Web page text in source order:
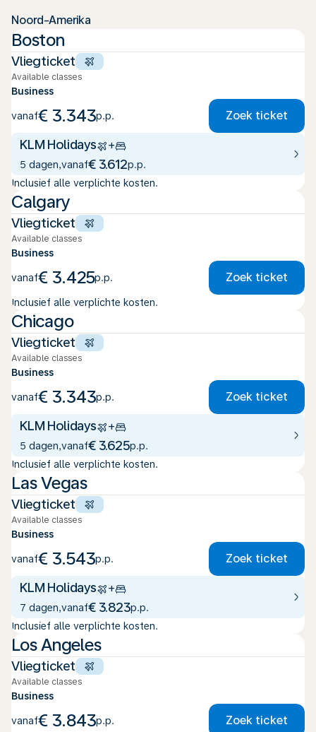
Noord-Amerika
Boston
Vliegticket
Available classes
Business
vanaf€ 3.343p.p. Zoek ticket
KLM Holidays +
5 dagen,vanaf€ 3.612p.p.
Inclusief alle verplichte kosten.
Calgary
Vliegticket
Available classes
Business
vanaf€ 3.425p.p. Zoek ticket
Inclusief alle verplichte kosten.
Chicago
Vliegticket
Available classes
Business
vanaf€ 3.343p.p. Zoek ticket
KLM Holidays +
5 dagen,vanaf€ 3.625p.p.
Inclusief alle verplichte kosten.
Las Vegas
Vliegticket
Available classes
Business
vanaf€ 3.543p.p. Zoek ticket
KLM Holidays +
7 dagen,vanaf€ 3.823p.p.
Inclusief alle verplichte kosten.
Los Angeles
Vliegticket
Available classes
Business
vanaf€ 3.843p.p. Zoek ticket